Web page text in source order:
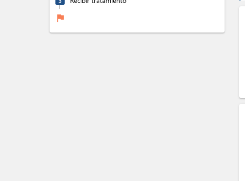
flag